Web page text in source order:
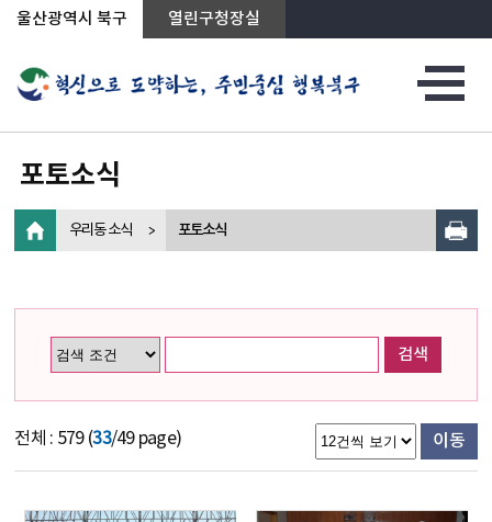
상단메뉴로 바로가기
전체메뉴로 바로가기
왼쪽메뉴로 바로가기
본문으로 바로가기
울산광역시 북구 열린구청장실
포토소식
우리동 소식 포토소식
검색
전체 : 579 (33/49 page) 이동